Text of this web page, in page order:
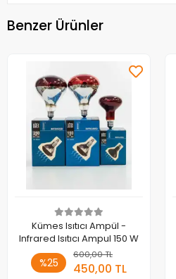
Benzer Ürünler
Kümes Isıtıcı Ampül -
Infrared Isıtıcı Ampul 150 W
%25
600,00 TL
450,00 TL